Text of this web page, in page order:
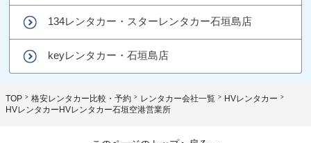
134レンタカー・スターレンタカー石垣島店
keyレンタカー・石垣島店
TOP 格安レンタカー比較・予約 レンタカー会社一覧
HVレンタカー
HVレンタカーHVレンタカー石垣空港営業所